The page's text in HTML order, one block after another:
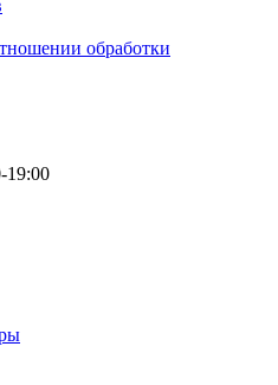
обработки
19:00